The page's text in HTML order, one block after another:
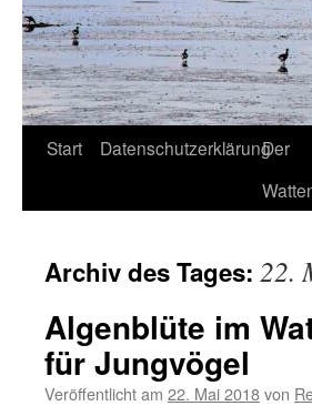
Start DatenschutzerklärungDer
Archiv des Tages: 22.
Algenblüte im
für Jungvögel
Veröffentlicht am 22. Mai 2018von